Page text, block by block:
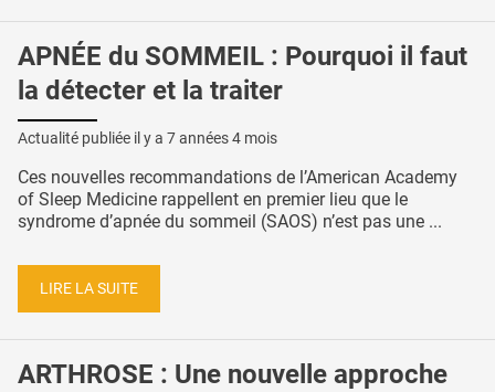
APNÉE du SOMMEIL : Pourquoi il faut
la détecter et la traiter
Actualité publiée il y a 7 années 4 mois
Ces nouvelles recommandations de l’American Academy
of Sleep Medicine rappellent en premier lieu que le
syndrome d’apnée du sommeil (SAOS) n’est pas une ...
LIRE LA SUITE
ARTHROSE : Une nouvelle approche